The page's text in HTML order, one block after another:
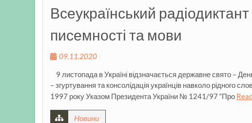
Всеукраїнський
писемності та мови
09.11.2020
9 листопада в Україні відзначається державне свято –
– згуртування та консолідація українців навколо рідного
1997 року Указом Президента України № 1241/97 “Про
Новини